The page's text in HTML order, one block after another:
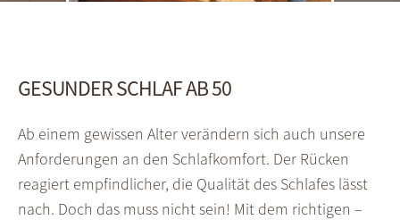
GESUNDER SCHLAF AB 50
Ab einem gewissen Alter verändern sich auch unsere
Anforderungen an den Schlafkomfort. Der Rücken
reagiert empfindlicher, die Qualität des Schlafes lässt
nach. Doch das muss nicht sein! Mit dem richtigen –